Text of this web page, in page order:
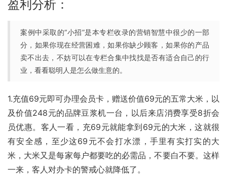
盈利分析：
案例中采取的“小招”是本专栏收录的营销智慧中很少的一部
分，如果你现在经营困难，如果你缺少顾客，如果你的产品
卖不出去，不妨可以在专栏合集中找找是否有适合自己的行
业，看看聪明人是怎么做生意的。
1.充值69元即可办理会员卡，赠送价值69元的五常大米，以
及价值248元的品牌豆浆机一台，以后来店消费享受8折会
员优惠。客人一看，充69元就能拿到69元的大米，这就很
有安全感，至少这69元不会打水漂，手里有实打实的大
米，大米又是每家每户都要吃的必需品，不要白不要。这样
一来，客人对办卡的警戒心就降低了。